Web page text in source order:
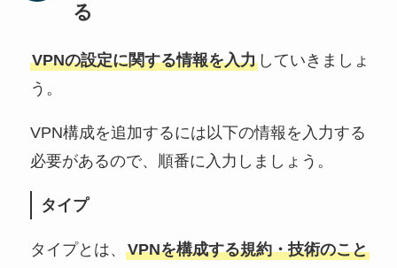
る
VPNの設定に関する情報を入力していきましょ
う。
VPN構成を追加するには以下の情報を入力する
必要があるので、順番に入力しましょう。
タイプ
タイプとは、 VPNを構成する規約・技術のこと